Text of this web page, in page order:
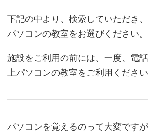
下記の中より、検索していただき
パソコンの教室をお選びください。
施設をご利用の前には、一度、電
上パソコンの教室をご利用ください
パソコンを覚えるのって大変です